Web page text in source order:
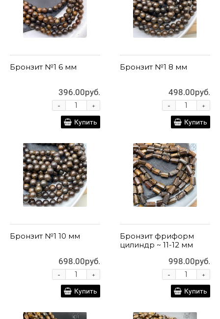
Бронзит №1 6 мм
396.00руб.
+
-
Купить
Бронзит №1 8 мм
498.00руб.
+
-
Купить
Бронзит №1 10 мм
698.00руб.
+
-
Купить
Бронзит фриформ
цилиндр ~ 11-12 мм
998.00руб.
+
-
Купить